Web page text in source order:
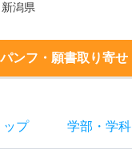
新潟県
パンフ・願書取り寄せ
ップ 学部 ・ 学科